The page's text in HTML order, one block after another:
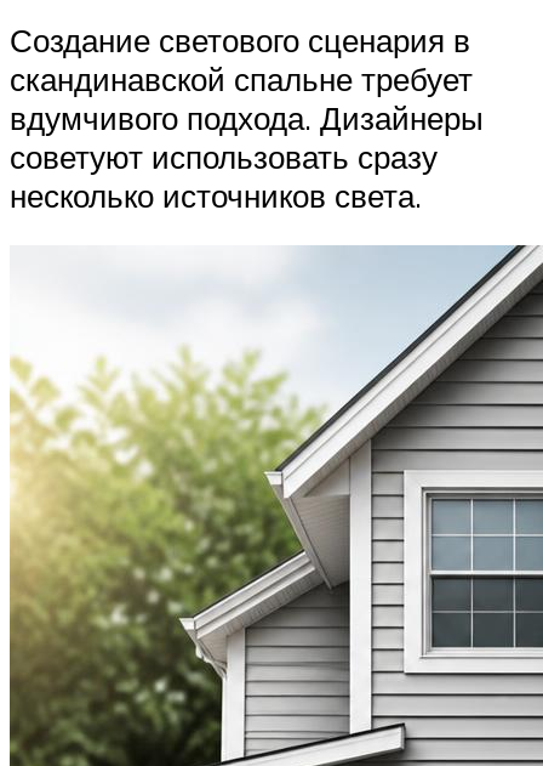
Создание светового сценария в
скандинавской спальне требует
вдумчивого подхода. Дизайнеры
советуют использовать сразу
несколько источников света.